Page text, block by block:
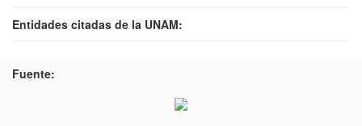
Entidades citadas de la UNAM:
Fuente: